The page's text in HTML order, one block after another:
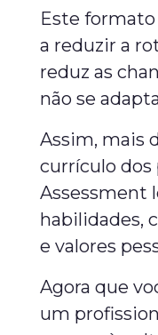
Este
a reduzir a
reduz as
não se
Assim, mais
currículo dos
Assessment
habilidades,
e valores
Agora que
um